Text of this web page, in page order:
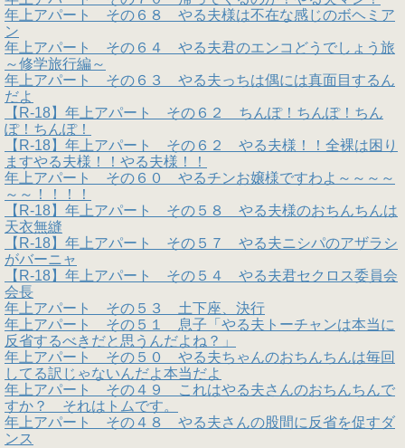
年上アパート その６８ やる夫様は不在な感じのボヘミア
ン
年上アパート その６４ やる夫君のエンコどうでしょう旅
～修学旅行編～
年上アパート その６３ やる夫っちは偶には真面目するん
だよ
【R-18】年上アパート その６２ ちんぽ！ちんぽ！ちん
ぽ！ちんぽ！
【R-18】年上アパート その６２ やる夫様！！全裸は困り
ますやる夫様！！やる夫様！！
年上アパート その６０ やるチンお嬢様ですわよ～～～～
～～！！！！
【R-18】年上アパート その５８ やる夫様のおちんちんは
天衣無縫
【R-18】年上アパート その５７ やる夫ニシパのアザラシ
がバーニャ
【R-18】年上アパート その５４ やる夫君セクロス委員会
会長
年上アパート その５３ 土下座、決行
年上アパート その５１ 息子「やる夫トーチャンは本当に
反省するべきだと思うんだよね？」
年上アパート その５０ やる夫ちゃんのおちんちんは毎回
してる訳じゃないんだよ本当だよ
年上アパート その４９ これはやる夫さんのおちんちんで
すか？ それはトムです。
年上アパート その４８ やる夫さんの股間に反省を促すダ
ンス